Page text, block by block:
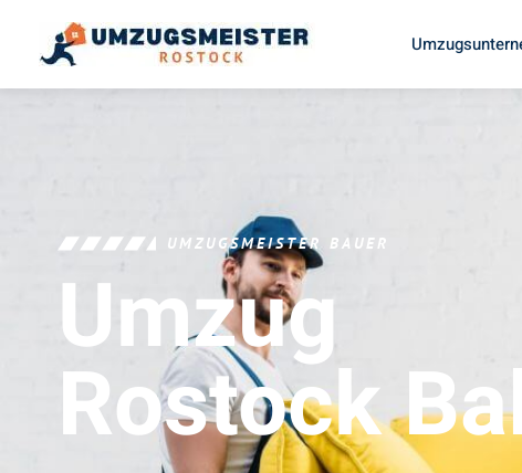
UMZUGSMEISTER BAUER
Umzug
Rostock